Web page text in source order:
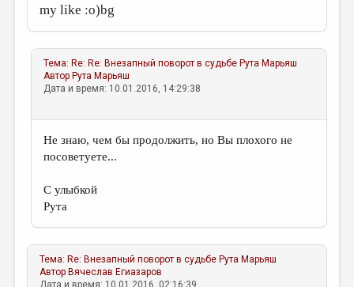
my like :о)bg
Тема: Re: Re: Внезапный поворот в судьбе Рута Марьяш
Автор Рута Марьяш
Дата и время: 10.01.2016, 14:29:38
Не знаю, чем бы продолжить, но Вы плохого не
посоветуете...
С улыбкой
Рута
Тема: Re: Внезапный поворот в судьбе Рута Марьяш
Автор Вячеслав Егиазаров
Дата и время: 10.01.2016, 02:16:39